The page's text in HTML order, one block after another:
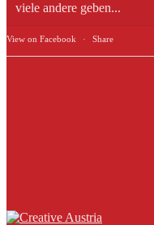
viele andere geben...
View on Facebook · Share